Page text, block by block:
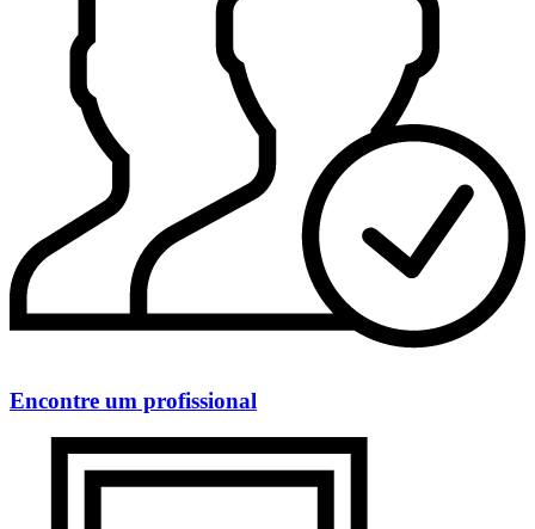
Encontre um profissional